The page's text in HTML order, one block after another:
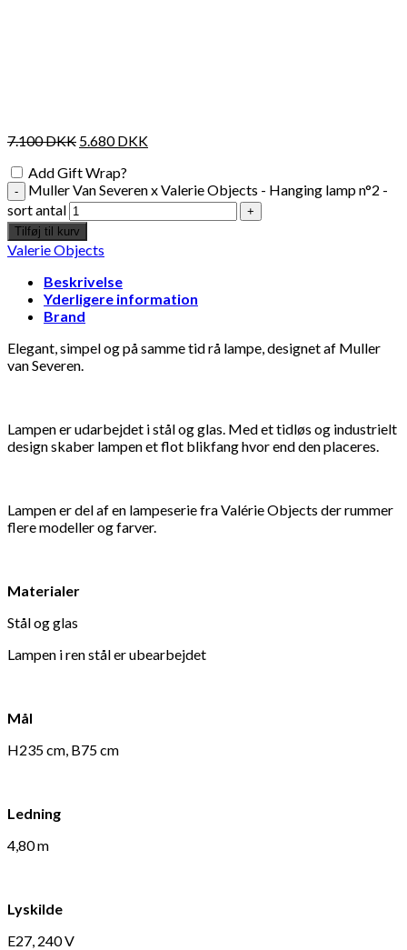
7.100DKK 5.680DKK
Add Gift Wrap?
Muller Van Severen x Valerie Objects - Hanging lamp n°2 -
sort antal
Tilføj til kurv
Valerie Objects
Beskrivelse
Yderligere information
Brand
Elegant, simpel og på samme tid rå lampe, designet af Muller
van Severen.
Lampen er udarbejdet i stål og glas. Med et tidløs og industrielt
design skaber lampen et flot blikfang hvor end den placeres.
Lampen er del af en lampeserie fra Valérie Objects der rummer
flere modeller og farver.
Materialer
Stål og glas
Lampen i ren stål er ubearbejdet
Mål
H235 cm, B75 cm
Ledning
4,80 m
Lyskilde
E27, 240 V